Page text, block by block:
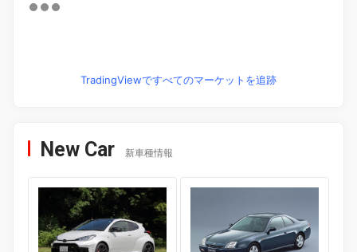
TradingViewですべてのマーケットを追跡
New Car 新車種情報